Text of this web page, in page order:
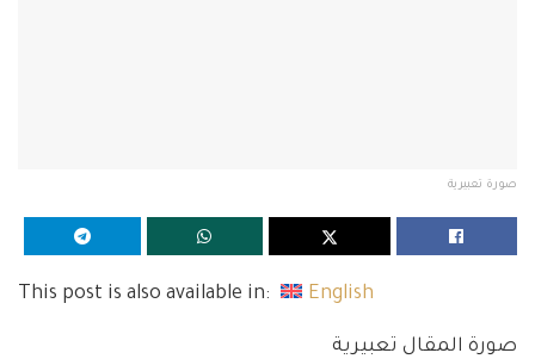
صورة تعبيرية
This post is also available in: English
صورة المقال تعبيرية